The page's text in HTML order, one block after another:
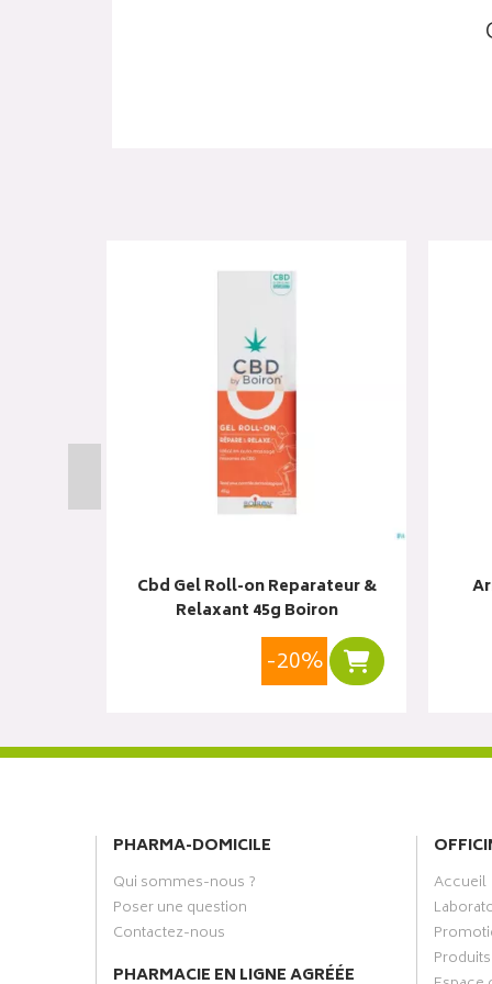
Cbd Gel Roll-on Reparateur &
Relaxant 45g Boiron
-20% Ajouter au panier
PHARMA-DOMICILE
Qui sommes-nous ?
Poser une question
Contactez-nous
PHARMACIE EN LIGNE AGRÉÉE
Accueil